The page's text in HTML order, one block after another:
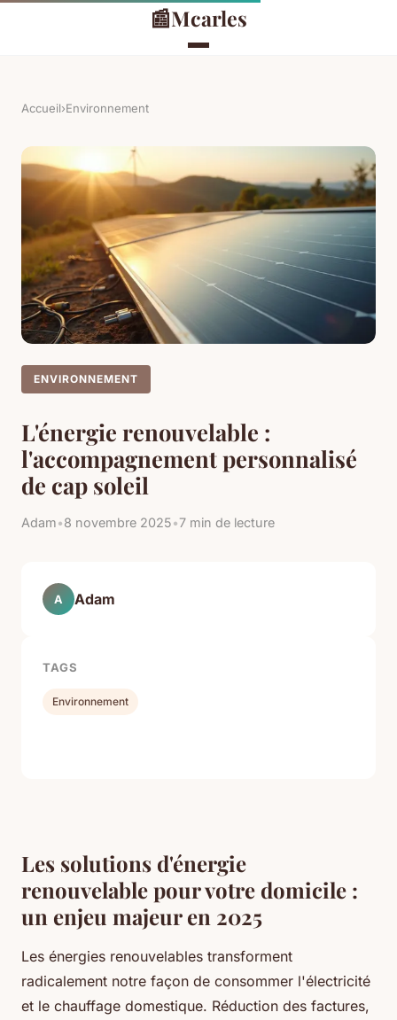
📰Mcarles
Accueil›Environnement
ENVIRONNEMENT
L'énergie renouvelable :
l'accompagnement personnalisé
de cap soleil
Adam•8 novembre 2025•7 min de lecture
Les solutions d'énergie
renouvelable pour votre domicile :
un enjeu majeur en 2025
Les énergies renouvelables transforment
radicalement notre façon de consommer l'électricité
et le chauffage domestique. Réduction des factures,
A Adam
TAGS
Environnement